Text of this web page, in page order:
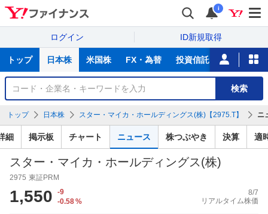
i
ログイン ID新規取得
サ
トップ 日本株 米国株 FX・為替 投資信託 ニュース
銘
検
索
検索
トップ 日本株 スター・マイカ・ホールディングス(株)【2975.T】 ニ
細 掲示板 チャート ニュース 株つぶやき 決算 適
スター・マイカ・ホールディングス(株)
2975 東証PRM
1,550
-9
-0.58%
8/7
リアルタイム株価